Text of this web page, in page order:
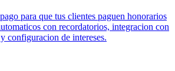
para que tus clientes paguen honorarios
con recordatorios, integracion con
configuracion de intereses.